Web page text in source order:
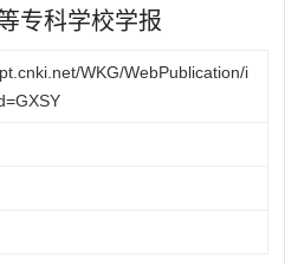
专科学校学报
WKG/WebPublication/i